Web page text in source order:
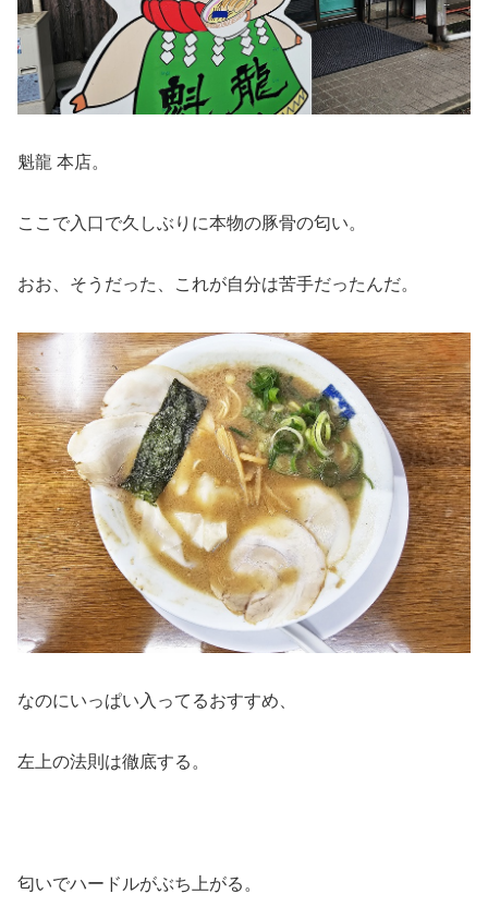
魁龍 本店。
ここで入口で久しぶりに本物の豚骨の匂い。
おお、そうだった、これが自分は苦手だったんだ。
なのにいっぱい入ってるおすすめ、
左上の法則は徹底する。
匂いでハードルがぶち上がる。